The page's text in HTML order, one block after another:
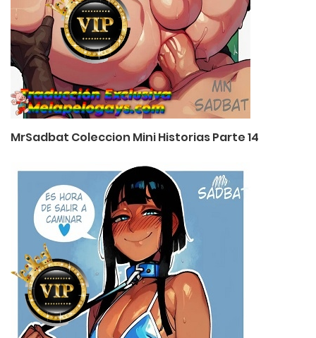
MrSadbat Coleccion Mini Historias Parte 14